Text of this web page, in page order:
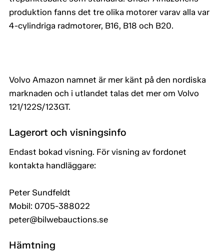
produktion fanns det tre olika motorer varav alla var
4-cylindriga radmotorer, B16, B18 och B20.
Volvo Amazon namnet är mer känt på den nordiska
marknaden och i utlandet talas det mer om Volvo
121/122S/123GT.
Lagerort och visningsinfo
Endast bokad visning. För visning av fordonet
kontakta handläggare:
Peter Sundfeldt
Mobil: 0705-388022
peter@bilwebauctions.se
Hämtning